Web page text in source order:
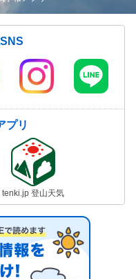
プリ
tenki.jp 登山天気